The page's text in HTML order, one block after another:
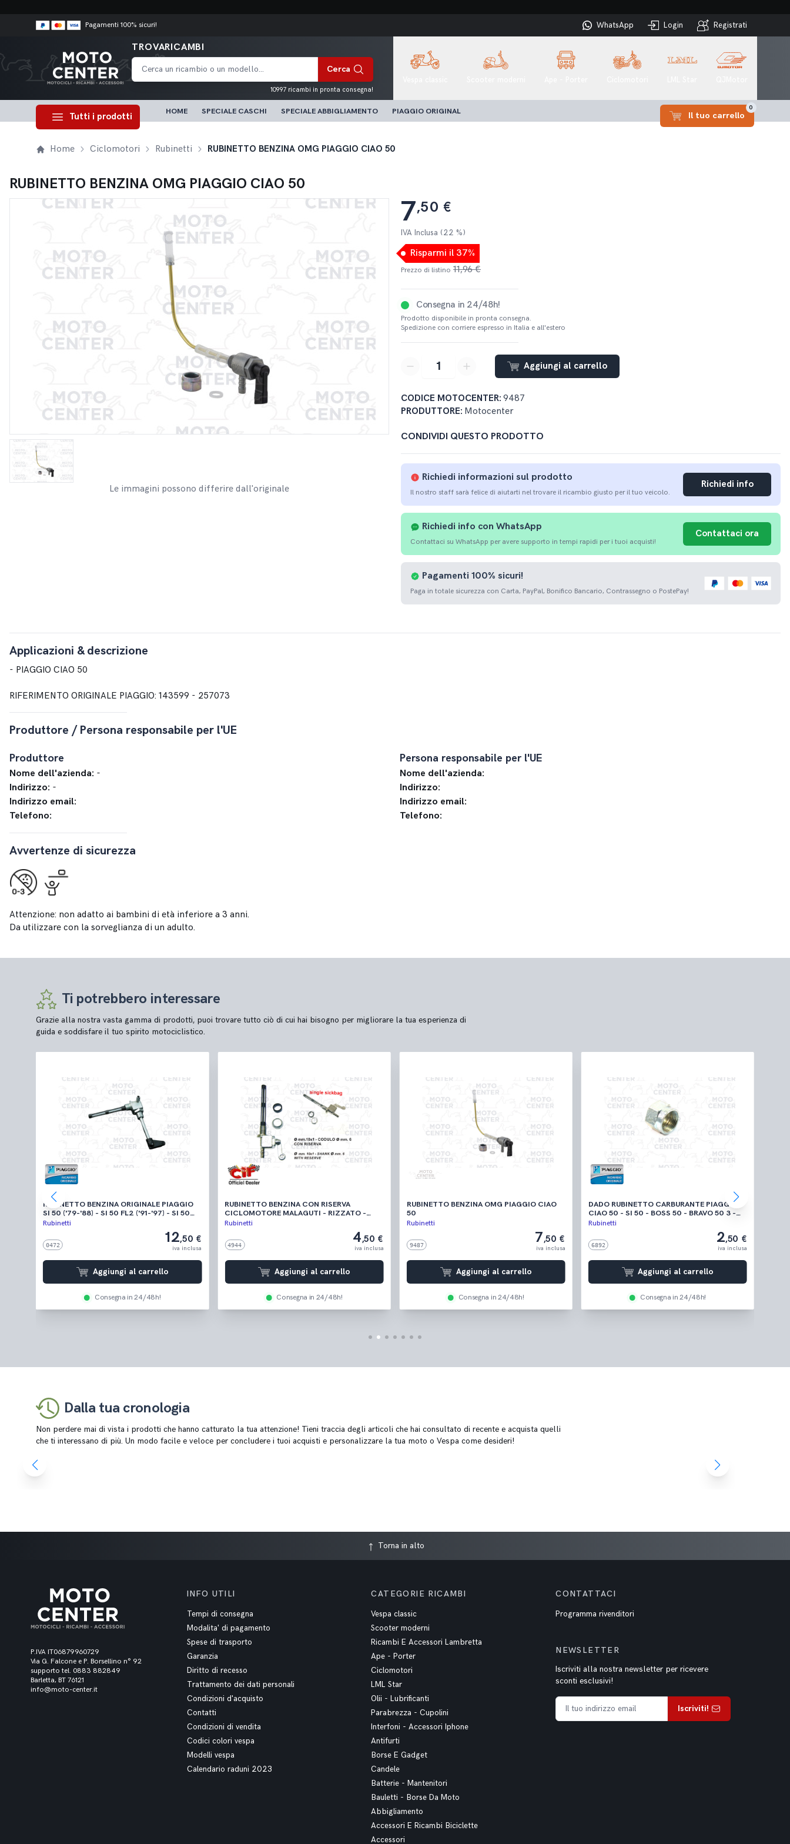
Pagamenti 100% sicuri! WhatsApp Login Registrati
TROVARICAMBI
Cerca
10997 ricambi in pronta consegna!
Tutti i prodotti
HOME SPECIALE CASCHI SPECIALE ABBIGLIAMENTO PIAGGIO ORIGINAL Il tuo carrello
0
Home Ciclomotori Rubinetti RUBINETTO BENZINA OMG PIAGGIO CIAO 50
RUBINETTO BENZINA OMG PIAGGIO CIAO 50
Le immagini possono differire dall'originale
7,50 €
IVA Inclusa (22 %)
Risparmi il 37%
Prezzo di listino 11,96 €
Consegna in 24/48h!
Prodotto disponibile in pronta consegna.
Spedizione con corriere espresso in Italia e all'estero
button-minusbutton-plus
Aggiungi al carrello
CODICE MOTOCENTER: 9487
PRODUTTORE: Motocenter
CONDIVIDI QUESTO PRODOTTO
Richiedi informazioni sul prodotto
Il nostro staff sarà felice di aiutarti nel trovare il ricambio giusto per il tuo veicolo.
Richiedi info
Richiedi info con WhatsApp
Contattaci su WhatsApp per avere supporto in tempi rapidi per i tuoi acquisti!
Contattaci ora
Pagamenti 100% sicuri!
Paga in totale sicurezza con Carta, PayPal, Bonifico Bancario, Contrassegno o PostePay!
Applicazioni & descrizione
- PIAGGIO CIAO 50
RIFERIMENTO ORIGINALE PIAGGIO: 143599 - 257073
Produttore / Persona responsabile per l'UE
Produttore
Nome dell'azienda: -
Indirizzo: -
Indirizzo email:
Telefono:
Persona responsabile per l'UE
Nome dell'azienda:
Indirizzo:
Indirizzo email:
Telefono:
Avvertenze di sicurezza
Attenzione: non adatto ai bambini di età inferiore a 3 anni.
Da utilizzare con la sorveglianza di un adulto.
Ti potrebbero interessare
Grazie alla nostra vasta gamma di prodotti, puoi trovare tutto ciò di cui hai bisogno per migliorare la tua esperienza di
guida e soddisfare il tuo spirito motociclistico.
RUBINETTO BENZINA ORIGINALE PIAGGIO
SI 50 ('79-'88) - SI 50 FL2 ('91-'97) - SI 50
MIX ('96-'99)
Rubinetti
0472 12,50 €
iva inclusa
Aggiungi al carrello
Consegna in 24/48h!
RUBINETTO BENZINA CON RISERVA
CICLOMOTORE MALAGUTI - RIZZATO -
BENELLI
Rubinetti
4944 4,50 €
iva inclusa
Aggiungi al carrello
Consegna in 24/48h!
RUBINETTO BENZINA OMG PIAGGIO CIAO
50
Rubinetti
9487 7,50 €
iva inclusa
Aggiungi al carrello
Consegna in 24/48h!
DADO RUBINETTO CARBURANTE PIAGGIO
CIAO 50 - SI 50 - BOSS 50 - BRAVO 50 3 -
BRAVO ERRE 2 - SUPERBRAVO 3 50 -
Rubinetti
6892 2,50 €
iva inclusa
Aggiungi al carrello
Consegna in 24/48h!
Dalla tua cronologia
Non perdere mai di vista i prodotti che hanno catturato la tua attenzione! Tieni traccia degli articoli che hai consultato di recente e acquista quelli
che ti interessano di più. Un modo facile e veloce per concludere i tuoi acquisti e personalizzare la tua moto o Vespa come desideri!
Torna in alto
P.IVA IT06879960729
Via G. Falcone e P. Borsellino n° 92
supporto tel. 0883 882849
Barletta, BT 76121
info@moto-center.it
INFO UTILI
Tempi di consegna
Modalita' di pagamento
Spese di trasporto
Garanzia
Diritto di recesso
Trattamento dei dati personali
Condizioni d'acquisto
Contatti
Condizioni di vendita
Codici colori vespa
Modelli vespa
Calendario raduni 2023
CATEGORIE RICAMBI
Vespa classic
Scooter moderni
Ricambi E Accessori Lambretta
Ape - Porter
Ciclomotori
LML Star
Olii - Lubrificanti
Parabrezza - Cupolini
Interfoni - Accessori Iphone
Antifurti
Borse E Gadget
Candele
Batterie - Mantenitori
Bauletti - Borse Da Moto
Abbigliamento
Accessori E Ricambi Biciclette
Accessori
CONTATTACI
Programma rivenditori
NEWSLETTER
Iscriviti alla nostra newsletter per ricevere
sconti esclusivi!
Iscriviti!